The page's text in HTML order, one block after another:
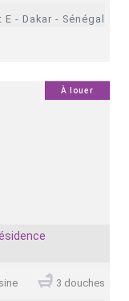
E - Dakar - Sénégal
À louer0
3 douches